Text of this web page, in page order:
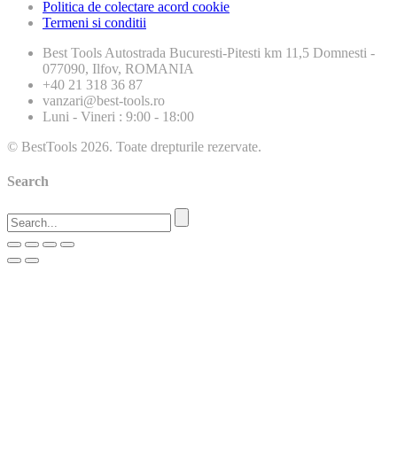
Politica de colectare acord cookie
Termeni si conditii
Best Tools Autostrada Bucuresti-Pitesti km 11,5 Domnesti -
077090, Ilfov, ROMANIA
+40 21 318 36 87
vanzari@best-tools.ro
Luni - Vineri : 9:00 - 18:00
© BestTools 2026. Toate drepturile rezervate.
Search